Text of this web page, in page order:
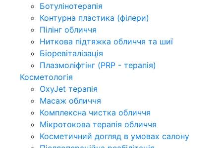
Ботулінотерапія
Контурна пластика (філери)
Пілінг обличчя
Ниткова підтяжка обличчя та шиї
Біоревіталізація
Плазмоліфтінг (PRP - терапія)
Косметологія
OxyJet терапія
Масаж обличчя
Комплексна чистка обличчя
Мікротокова терапія обличчя
Косметичний догляд в умовах салону